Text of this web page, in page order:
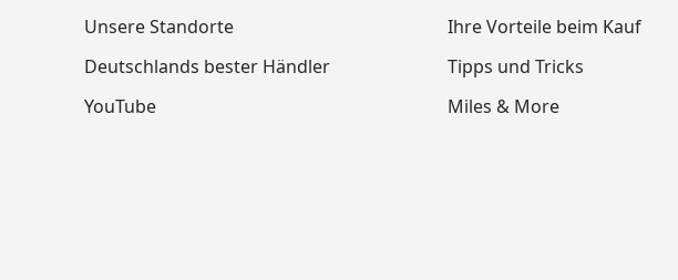
Unsere Standorte
Deutschlands bester Händler
YouTube
Ihre Vorteile beim Kauf
Tipps und Tricks
Miles & More